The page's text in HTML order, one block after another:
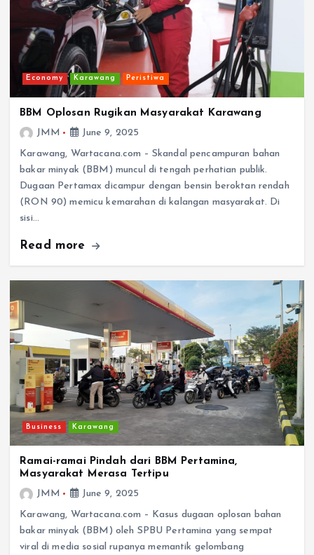
Economy Karawang Peristiwa
BBM Oplosan Rugikan Masyarakat Karawang
JMM
June 9, 2025
Karawang, Wartacana.com – Skandal pencampuran bahan
bakar minyak (BBM) muncul di tengah perhatian publik.
Dugaan Pertamax dicampur dengan bensin beroktan rendah
(RON 90) memicu kemarahan di kalangan masyarakat. Di
sisi…
Read more
Business Karawang
Ramai-ramai Pindah dari BBM Pertamina,
Masyarakat Merasa Tertipu
JMM
June 9, 2025
Karawang, Wartacana.com – Kasus dugaan oplosan bahan
bakar minyak (BBM) oleh SPBU Pertamina yang sempat
viral di media sosial rupanya memantik gelombang